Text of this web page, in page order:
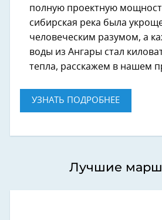
полную проектную
сибирская река была
человеческим разумом, а
воды из Ангары стал
тепла, расскажем в нашем
УЗНАТЬ ПОДРОБНЕЕ
Лучшие